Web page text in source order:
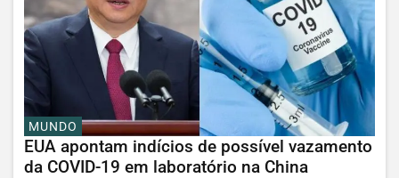
MUNDO
EUA apontam indícios de possível vazamento
da COVID-19 em laboratório na China